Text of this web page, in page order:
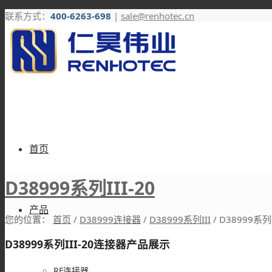
联系方式： 400-6263-698 | sale@renhotec.cn
首页
产品
D38999系列III-20
您的位置： 首页 / D38999连接器 / D38999系列III / D38999系
D38999系列III-20连接器产品展示